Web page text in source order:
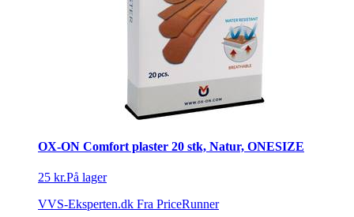
OX-ON Comfort plaster 20 stk, Natur, ONESIZE
25 kr.På lager
VVS-Eksperten.dk Fra PriceRunner